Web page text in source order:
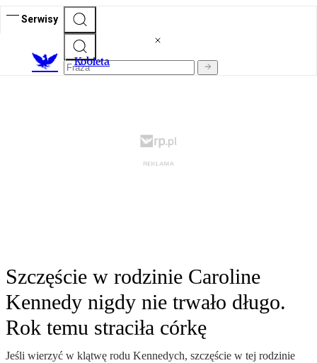
Serwisy
Kobieta
Szczęście w rodzinie Caroline
Kennedy nigdy nie trwało długo.
Rok temu straciła córkę
Jeśli wierzyć w klątwę rodu Kennedych, szczęście w tej rodzinie